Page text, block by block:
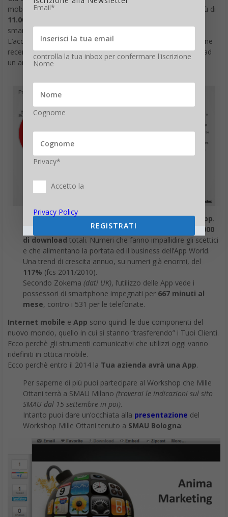
mobile device, sia in movimento che in casa/ufficio. Sono più di
11.000.000
smartphone.
L’accellerazione di questo fenomeno è rilevante e la diffusione
recente dei Tablet la amplifica. Guarda cosa accadrà da qui ad
un anno secondo Global Web Index:
All’utilizzo di internet mobile, si affianca l’utilizzo delle App.
, di cui la metà iOS, per
17.000.000.000
di download totali. Numeri che fanno impallidire gli scettici
e che alimentano la portata ed il business dell’App World.
Una trend di crescita annuo, su numeri già enormi, del
117% (fcs 2011/2010).
Secondo Zokema (dati UK), l’utilizzo delle App vede i
possessori di smartphone impegnati per 667 minuti al
mese, contro i 531 per le telefonate.
Internet mobile e App sono quindi le due componenti del
nuovo mondo, quello in cui si stanno “trasferendo” i Tuoi Clienti.
Ecco perchè gli strumenti comunicativi che utilizzi oggi vanno
ridefiniti in ottica mobile.
Ecco perchè entro il 2014 la Tua azienda avrà una App.
Per saperne di più puoi partecipare al Workshop che Mille
Ottani terrà a SMAU Milano (troverai le indicazioni sul sito
SMAU dal 15 settembre in poi).
Intanto puoi dare un’occhiata alla presentazione del
Workshop Mille Ottani tenuto a SMAU Bologna:
Email*
controlla la tua inbox per confermare l'iscrizione
Nome
Cognome
Privacy*
Accetto la
Privacy Policy
REGISTRATI